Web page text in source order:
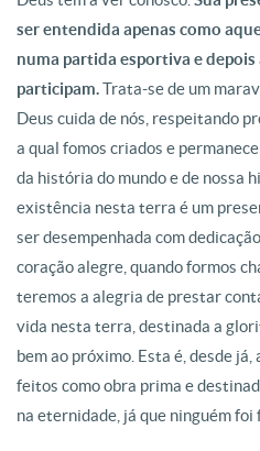
ser entendida apenas como
numa partida esportiva e
participam.Trata-se de um
Deus cuida de nós, respeitando
a qual fomos criados e
da história do mundo e de nossa
existência nesta terra é um
ser desempenhada com
coração alegre, quando formos
teremos a alegria de prestar
vida nesta terra, destinada a
bem ao próximo. Esta é, desde já,
feitos como obra prima e
na eternidade, já que ninguém